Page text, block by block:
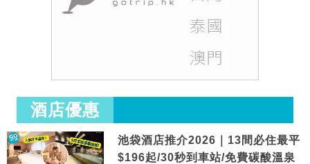
酒店優惠
池袋酒店推介2026｜13間必住最平
$196起/30秒到車站/免費碳酸溫泉